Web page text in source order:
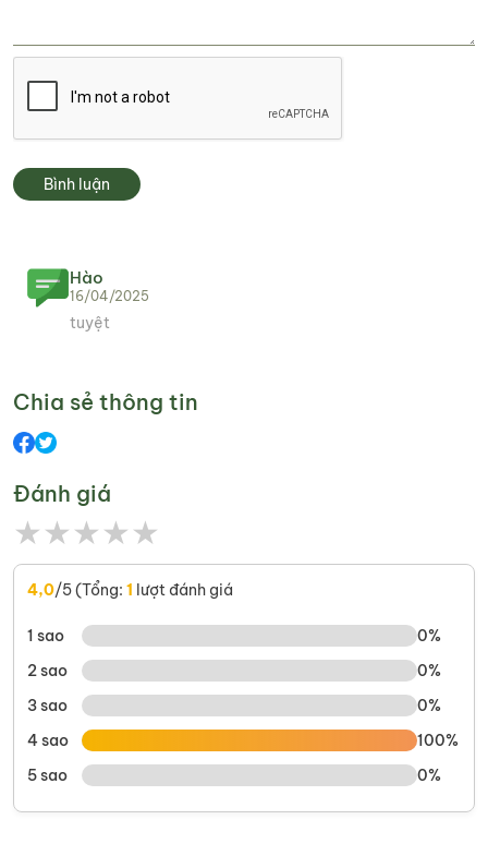
Bình luận
Hào
16/04/2025
tuyệt
Chia sẻ thông tin
Đánh giá
★★★★★
4,0/5 (Tổng: 1 lượt đánh giá
1 sao
0%
2 sao
0%
3 sao
0%
4 sao
100%
5 sao
0%